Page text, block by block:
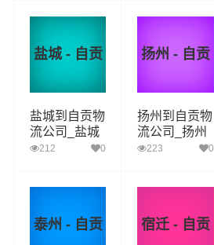
盐城 - 自贡
盐城到自贡物
流公司_盐城
到自贡货运_
212 0
扬州 - 自贡
扬州到自贡物
流公司_扬州
到自贡货运_
223 0
泰州 - 自贡 宿迁 - 自贡